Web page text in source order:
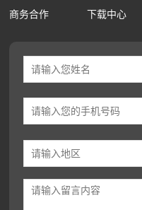
商务合作
下载中心